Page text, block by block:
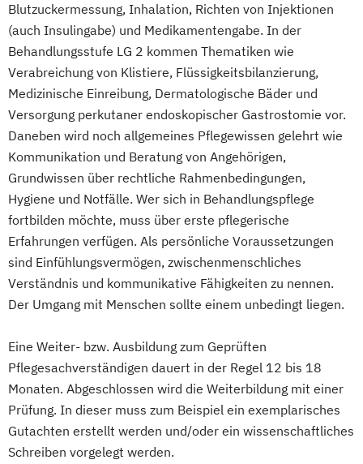
Blutzuckermessung, Inhalation, Richten von Injektionen
(auch Insulingabe) und Medikamentengabe. In der
Behandlungsstufe LG 2 kommen Thematiken wie
Verabreichung von Klistiere, Flüssigkeitsbilanzierung,
Medizinische Einreibung, Dermatologische Bäder und
Versorgung perkutaner endoskopischer Gastrostomie vor.
Daneben wird noch allgemeines Pflegewissen gelehrt wie
Kommunikation und Beratung von Angehörigen,
Grundwissen über rechtliche Rahmenbedingungen,
Hygiene und Notfälle. Wer sich in Behandlungspflege
fortbilden möchte, muss über erste pflegerische
Erfahrungen verfügen. Als persönliche Voraussetzungen
sind Einfühlungsvermögen, zwischenmenschliches
Verständnis und kommunikative Fähigkeiten zu nennen.
Der Umgang mit Menschen sollte einem unbedingt liegen.
Eine Weiter- bzw. Ausbildung zum Geprüften
Pflegesachverständigen dauert in der Regel 12 bis 18
Monaten. Abgeschlossen wird die Weiterbildung mit einer
Prüfung. In dieser muss zum Beispiel ein exemplarisches
Gutachten erstellt werden und/oder ein wissenschaftliches
Schreiben vorgelegt werden.